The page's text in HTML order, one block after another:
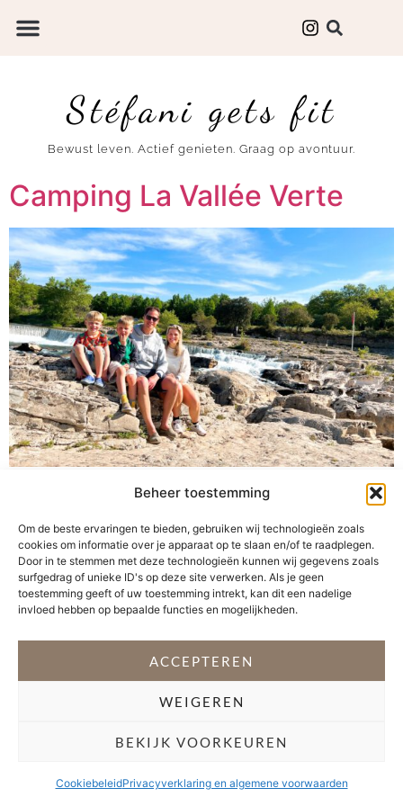
Beheer toestemming
Om de beste ervaringen te bieden, gebruiken wij technologieën zoals
cookies om informatie over je apparaat op te slaan en/of te raadplegen.
Door in te stemmen met deze technologieën kunnen wij gegevens zoals
surfgedrag of unieke ID's op deze site verwerken. Als je geen
toestemming geeft of uw toestemming intrekt, kan dit een nadelige
invloed hebben op bepaalde functies en mogelijkheden.
ACCEPTEREN
WEIGEREN
BEKIJK VOORKEUREN
CookiebeleidPrivacyverklaring en algemene voorwaarden
Stéfani gets fit
Bewust leven. Actief genieten. Graag op avontuur.
Camping La Vallée Verte
Luxe in de mooie natuur van Zuid-Frankrijk Voor het
eerst vierden we onze meivakantie in het buitenland. In
een Bambou Cabane, een gloednieuwe accommodatie
op de camping La Vallée Verte. Deze familie camping is
gelegen op een groene heuvel aan de rivier de Cèze in
Zuid Frankrijk. Het is een idyllisch vakantieadresje in een
groene […]
VOLG @STEFANI_GETSFIT
Copyright 2026 Stéfani Warning